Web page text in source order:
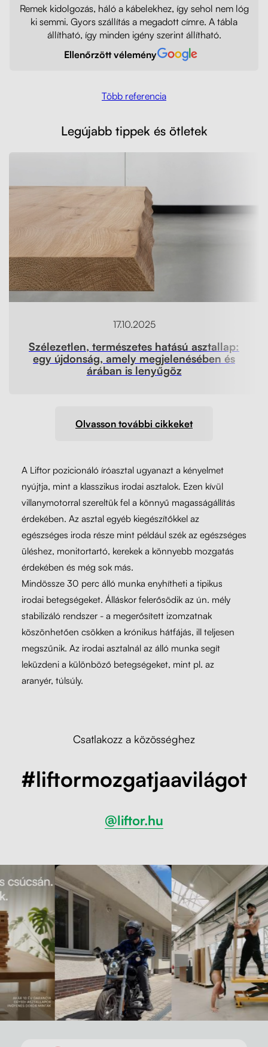
Remek kidolgozás, háló a kábelekhez, így sehol nem lóg
ki semmi. Gyors szállítás a megadott címre. A tábla
állítható, így minden igény szerint állítható.
Ellenőrzött vélemény
Több referencia
Legújabb tippek és ötletek
17.10.2025
Szélezetlen, természetes hatású asztallap:
egy újdonság, amely megjelenésében és
árában is lenyűgöz
Olvasson további cikkeket
A Liftor pozicionáló íróasztal ugyanazt a kényelmet
nyújtja, mint a klasszikus irodai asztalok. Ezen kívül
villanymotorral szereltük fel a könnyű magasságállítás
érdekében. Az asztal egyéb kiegészítőkkel az
egészséges iroda része mint például szék az egészséges
üléshez, monitortartó, kerekek a könnyebb mozgatás
érdekében és még sok más.
Mindössze 30 perc álló munka enyhítheti a tipikus
irodai betegségeket. Álláskor felerősödik az ún. mély
stabilizáló rendszer - a megerősített izomzatnak
köszönhetően csökken a krónikus hátfájás, ill teljesen
megszűnik. Az irodai asztalnál az álló munka segít
leküzdeni a különböző betegségeket, mint pl. az
aranyér, túlsúly.
Csatlakozz a közösséghez
#liftormozgatjaavilágot
@liftor.hu